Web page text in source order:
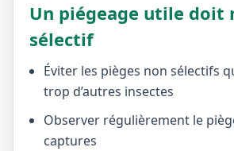
Un piégeage utile doit
sélectif
Éviter les pièges non sélectifs
trop d’autres insectes
Observer régulièrement le
captures